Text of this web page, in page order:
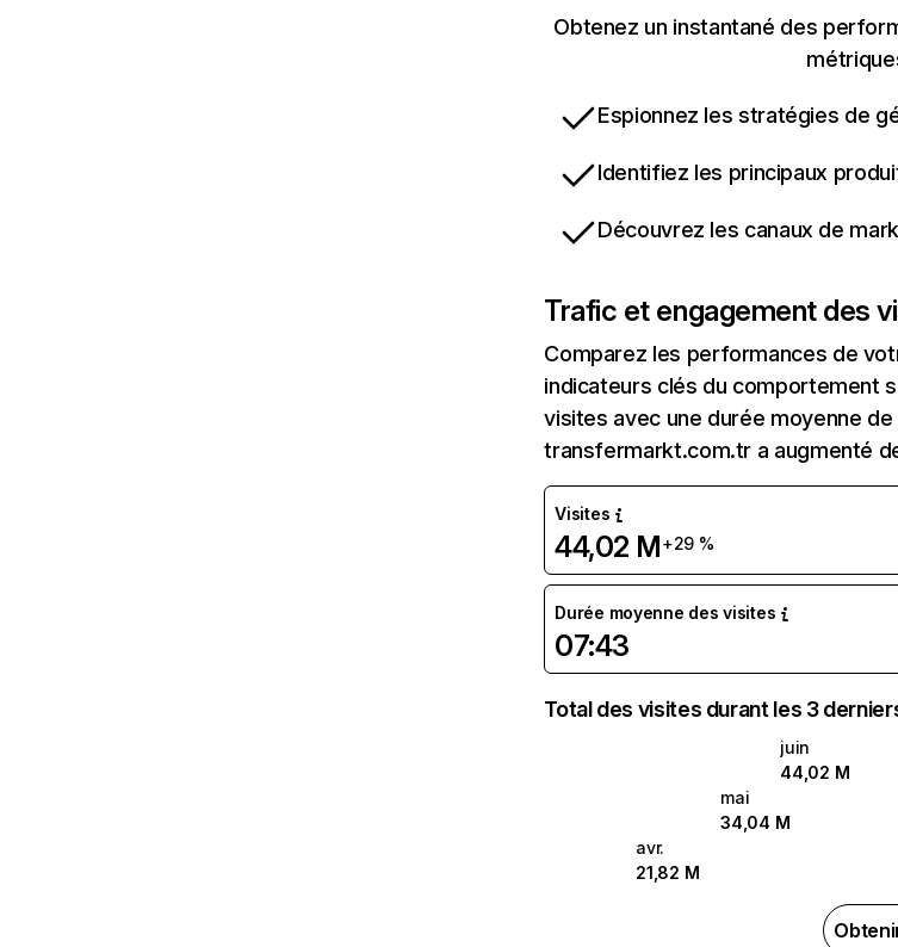
Obtenez un instantané des
Espionnez les stratégies de
Identifiez les principaux
Découvrez les canaux de
Trafic et engagement des
Comparez les performances de
indicateurs clés du comportement
visites avec une durée moyenne
transfermarkt.com.tr a augmenté
Visites
44,02 M+29 %
Durée moyenne des visites
07:43
Total des visites durant les 3
juin
44,02 M
mai
34,04 M
avr.
21,82 M